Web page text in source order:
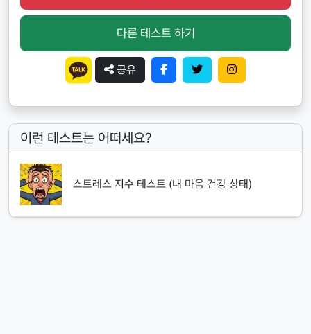
다른 테스트 하기
공유
이런 테스트는 어떠세요?
스트레스 지수 테스트 (내 마음 건강 상태)